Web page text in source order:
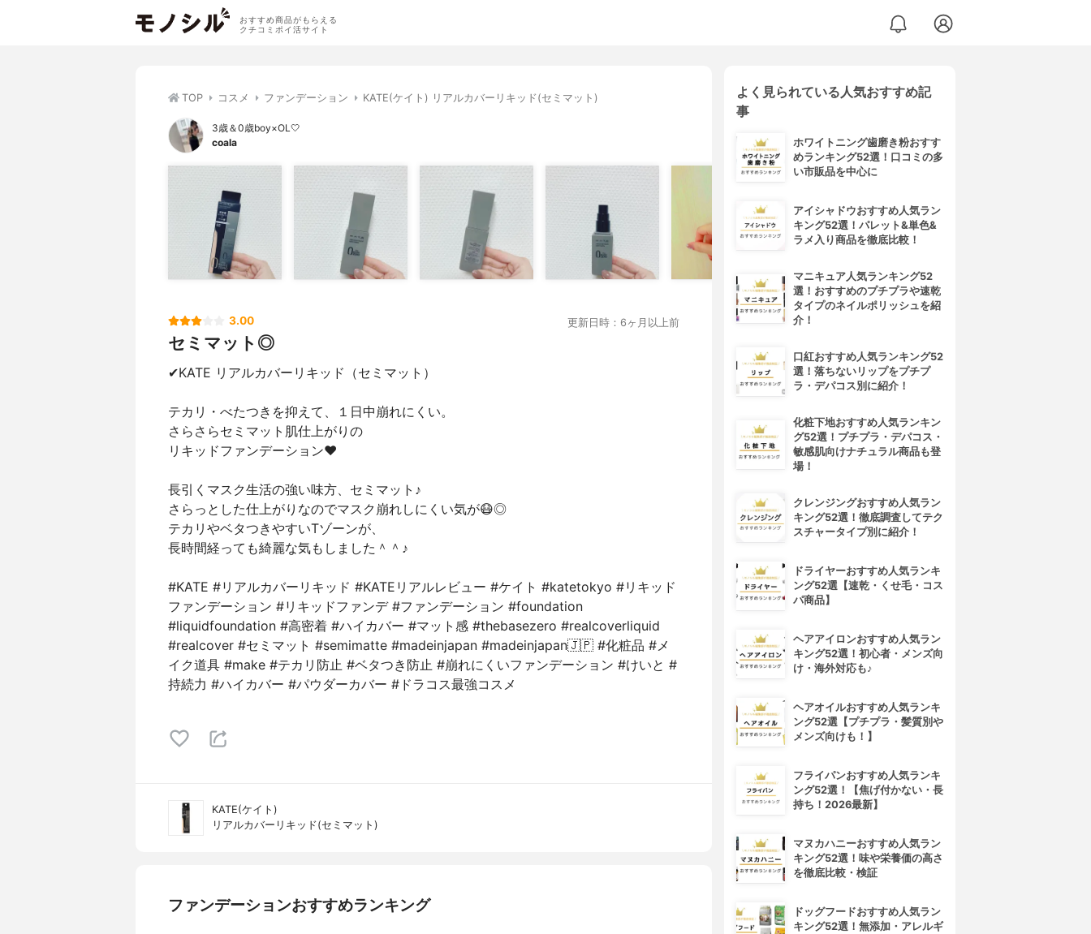
おすすめ商品がもらえる
クチコミポイ活サイト
TOP コスメ ファンデーション KATE(ケイト) リアルカバーリキッド(セミマット)
3歳＆0歳boy×OL🤍
coala
3.00 更新日時：6ヶ月以上前
セミマット◎
✔︎KATE リアルカバーリキッド（セミマット）
テカリ・べたつきを抑えて、１日中崩れにくい。
さらさらセミマット肌仕上がりの
リキッドファンデーション❤︎
長引くマスク生活の強い味方、セミマット♪
さらっとした仕上がりなのでマスク崩れしにくい気が😷◎
テカリやベタつきやすいTゾーンが、
長時間経っても綺麗な気もしました＾＾♪
#KATE #リアルカバーリキッド #KATEリアルレビュー #ケイト #katetokyo #リキッド
ファンデーション #リキッドファンデ #ファンデーション #foundation
#liquidfoundation #高密着 #ハイカバー #マット感 #thebasezero #realcoverliquid
#realcover #セミマット #semimatte #madeinjapan #madeinjapan🇯🇵 #化粧品 #メ
イク道具 #make #テカリ防止 #ベタつき防止 #崩れにくいファンデーション #けいと #
持続力 #ハイカバー #パウダーカバー #ドラコス最強コスメ
KATE(ケイト)
リアルカバーリキッド(セミマット)
ファンデーションおすすめランキング
よく見られている人気おすすめ記
事
ホワイトニング歯磨き粉おすす
めランキング52選！口コミの多
い市販品を中心に
アイシャドウおすすめ人気ラン
キング52選！パレット&単色&
ラメ入り商品を徹底比較！
マニキュア人気ランキング52
選！おすすめのプチプラや速乾
タイプのネイルポリッシュを紹
介！
口紅おすすめ人気ランキング52
選！落ちないリップをプチプ
ラ・デパコス別に紹介！
化粧下地おすすめ人気ランキン
グ52選！プチプラ・デパコス・
敏感肌向けナチュラル商品も登
場！
クレンジングおすすめ人気ラン
キング52選！徹底調査してテク
スチャータイプ別に紹介！
ドライヤーおすすめ人気ランキ
ング52選【速乾・くせ毛・コス
パ商品】
ヘアアイロンおすすめ人気ラン
キング52選！初心者・メンズ向
け・海外対応も♪
ヘアオイルおすすめ人気ランキ
ング52選【プチプラ・髪質別や
メンズ向けも！】
フライパンおすすめ人気ランキ
ング52選！【焦げ付かない・長
持ち！2026最新】
マヌカハニーおすすめ人気ラン
キング52選！味や栄養価の高さ
を徹底比較・検証
ドッグフードおすすめ人気ラン
キング52選！無添加・アレルギ